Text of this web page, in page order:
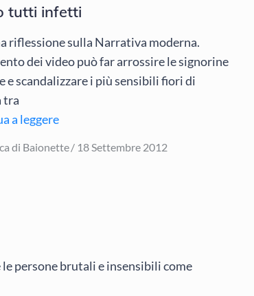
tutti infetti
riflessione sulla Narrativa moderna.
dei video può far arrossire le signorine
e scandalizzare i più sensibili fiori di
tra
a leggere
di Baionette
Posted
18 Settembre 2012
persone brutali e insensibili come